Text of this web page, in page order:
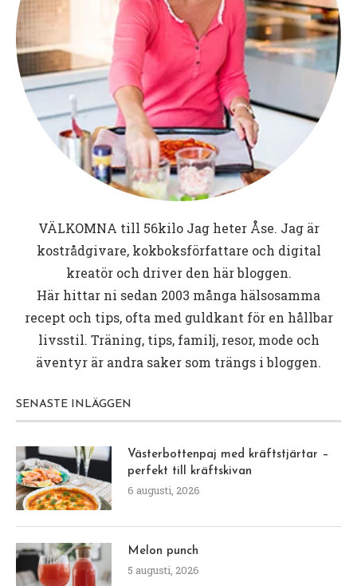
VÄLKOMNA till 56kiloJag heter Åse. Jag är
kostrådgivare, kokboksförfattare och digital
kreatör och driver den här bloggen.
Här hittar ni sedan 2003 många hälsosamma
recept och tips, ofta med guldkant för en hållbar
livsstil. Träning, tips, familj, resor, mode och
äventyr är andra saker som trängs i bloggen.
SENASTE INLÄGGEN
Västerbottenpaj med kräftstjärtar –
perfekt till kräftskivan
6 augusti, 2026
Melon punch
5 augusti, 2026